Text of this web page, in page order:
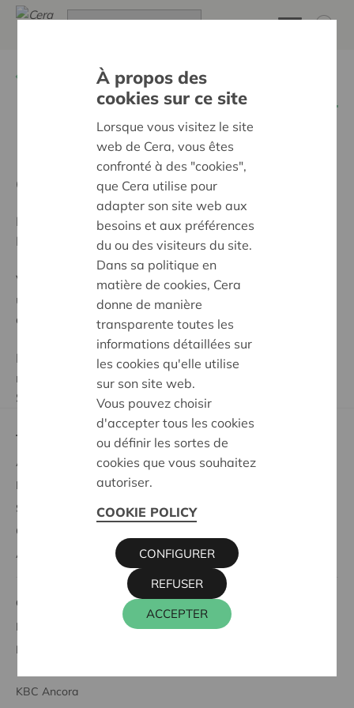
Gagnez un moment de détente aux
Thermes de Spa
Participation bien
enregistrée
Merci d'avoir pris part au concours Cera dans CBC
Mobile.
Votre participation a bien été enregistrée. Pour rappel,
une seule participation par numéro de sociétaire sera
acceptée.
Les lauréats seront avertis personnellement par e-
mail.
Surveillez bien votre boîte de réception.
Tout savoir sur
Acheter des parts coopératives
Profiter des avantages sociétaires
Soutien à la société
Codécider
À propos de Cera
Cera et
Le secteur associatif
L'entrepreneuriat coopératif
KBC Ancora
À propos des
cookies sur ce site
Lorsque vous visitez le site
web de Cera, vous êtes
confronté à des "cookies",
que Cera utilise pour
adapter son site web aux
besoins et aux préférences
du ou des visiteurs du site.
Dans sa politique en
matière de cookies, Cera
donne de manière
transparente toutes les
informations détaillées sur
les cookies qu'elle utilise
sur son site web.
Vous pouvez choisir
d'accepter tous les cookies
ou définir les sortes de
cookies que vous souhaitez
autoriser.
COOKIE POLICY
ACCEPTER
REFUSER
CONFIGURER